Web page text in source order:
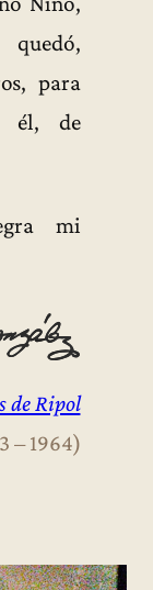
para
él, de
mi
de Ripol
– 1964)